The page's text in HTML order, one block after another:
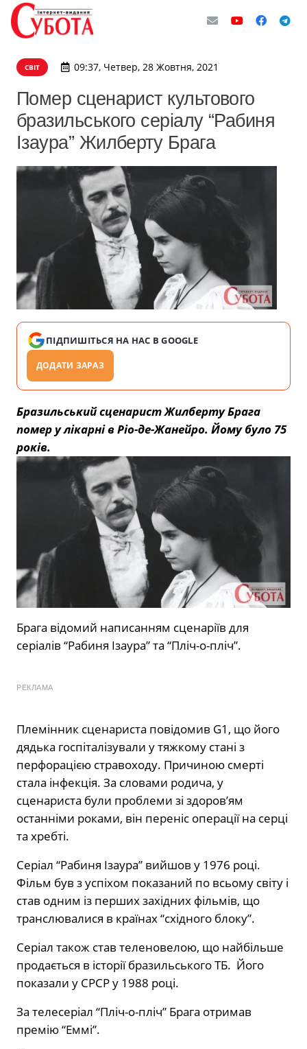
СВІТ 09:37, Четвер, 28 Жовтня, 2021
Помер сценарист культового
бразильського серіалу “Рабиня
Ізаура” Жилберту Брага
ПІДПИШІТЬСЯ НА НАС В GOOGLE
ДОДАТИ ЗАРАЗ
Бразильський сценарист Жилберту Брага
помер у лікарні в Ріо-де-Жанейро. Йому було 75
років.
Брага відомий написанням сценаріїв для
серіалів “Рабиня Ізаура” та “Пліч-о-пліч”.
РЕКЛАМА
Племінник сценариста повідомив G1, що його
дядька госпіталізували у тяжкому стані з
перфорацією стравоходу. Причиною смерті
стала інфекція. За словами родича, у
сценариста були проблеми зі здоров’ям
останніми роками, він переніс операції на серці
та хребті.
Серіал “Рабиня Ізаура” вийшов у 1976 році.
Фільм був з успіхом показаний по всьому світу і
став одним із перших західних фільмів, що
транслювалися в країнах “східного блоку”.
Серіал також став теленовелою, що найбільше
продається в історії бразильського ТБ. Його
показали у СРСР у 1988 році.
За телесеріал “Пліч-о-пліч” Брага отримав
премію “Еммі”.